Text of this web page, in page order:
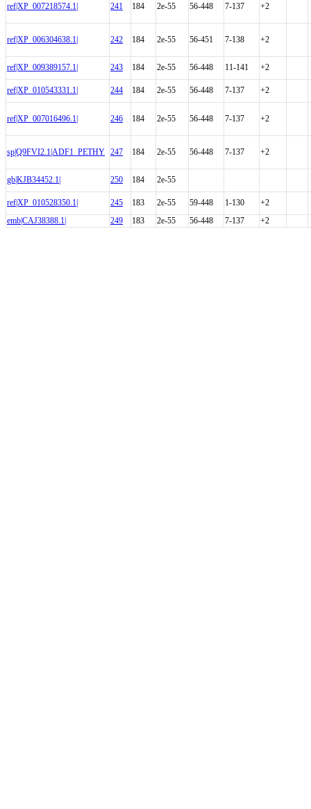
ref|XP_007218574.1| 241 184 2e-55 56-448 7-137 +2
ref|XP_006304638.1| 242 184 2e-55 56-451 7-138 +2
ref|XP_009389157.1| 243 184 2e-55 56-448 11-141 +2
ref|XP_010543331.1| 244 184 2e-55 56-448 7-137 +2
ref|XP_007016496.1| 246 184 2e-55 56-448 7-137 +2
sp|Q9FVI2.1|ADF1_PETHY 247 184 2e-55 56-448 7-137 +2
gb|KJB34452.1| 250 184 2e-55
ref|XP_010528350.1| 245 183 2e-55 59-448 1-130
+2
emb|CAJ38388.1|
249 183 2e-55 56-448 7-137 +2